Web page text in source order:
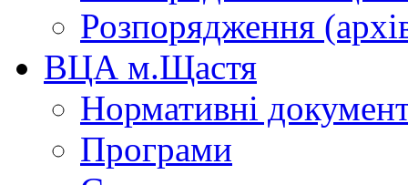
Розпорядження
ВЦА м.Щастя
Нормативні
Програми